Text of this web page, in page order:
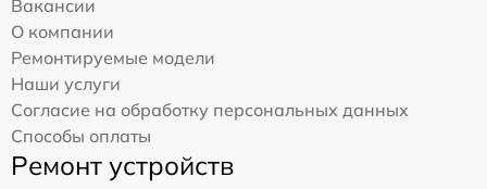
Вакансии
О компании
Ремонтируемые модели
Наши услуги
Согласие на обработку персональных данных
Способы оплаты
Ремонт устройств